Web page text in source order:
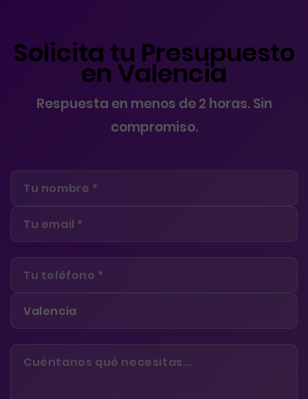
Solicita tu Presupuesto
en Valencia
Respuesta en menos de 2 horas. Sin
compromiso.